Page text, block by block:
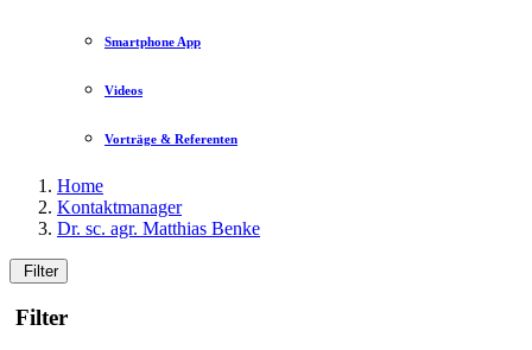
Smartphone App
Videos
Vorträge & Referenten
Home
Kontaktmanager
Dr. sc. agr. Matthias Benke
Filter
Filter